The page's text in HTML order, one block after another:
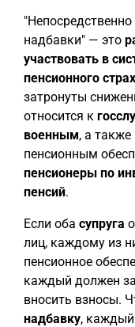
надбавки" — это
участвовать в
пенсионного
затронуты
относится к
военным, а
пенсионным
пенсионеры по
пенсий.
Если оба супруга
лиц, каждому из
пенсионное
каждый должен
вносить взносы.
надбавку, каждый